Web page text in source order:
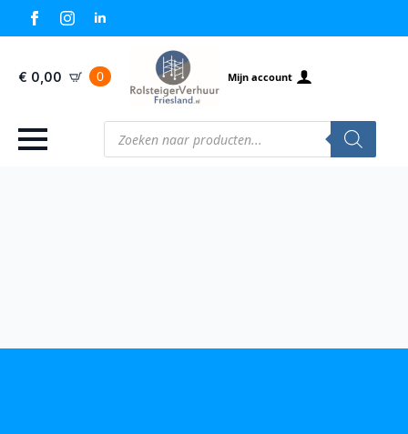
€ 0,00 0 Mijn account
Producten
zoeken